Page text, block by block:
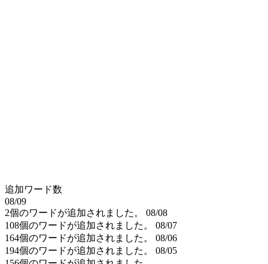
追加ワード数
08/09
2個のワードが追加されました。
08/08
108個のワードが追加されました。
08/07
164個のワードが追加されました。
08/06
194個のワードが追加されました。
08/05